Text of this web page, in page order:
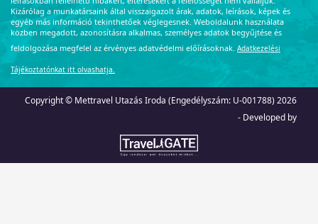
egy varázslatos időutazás, amely egyenesen
a szultánok fényűző és titokzatos világába
repít minket.
Kizárólag a munkatársaink által visszaigazolt árak, adatok, leírások, képek és
egyéb más információ tekinthetőek véglegesnek. Weboldalunk használata
közben megadott, azonosításra alkalmas, személyes adatok begyűjtése és
feldolgozása megfelel az érvényes adatvédelmi előírásoknak. Adatkezelési
Tájékoztatónkat itt olvashatja.
Copyright © Mettravel Utazás Iroda (Engedélyszám: U-001788) 2026
- Developed by